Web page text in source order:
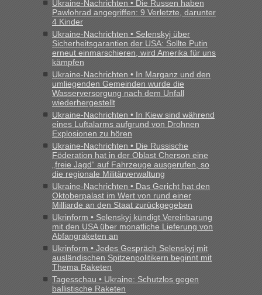
und du nicht damit handeln willst. So lange das nicht
Originalverpackt ist und ersichlich das nicht neu sollte es
keine Probleme geben“
Recht, Visa und Dokumente • Deklaration
gebrauchter Kleidung beim Zoll
„Hallo Leute, ich weiß nicht, ob ich hier richtig bin mit meiner
Anfrage. Ich möchte 4 Umzugskartons mit gebrauchter
Straßen Kleidung bei der Einreise in die Ukraine
mitnehmen. Es ist gebrauchte Kleidung...“
Berichte und Reisetipps • Re: An welchem
Grenzübergang zwischen Polen und der Ukraine geht es am
schnellsten?
„Wir sind mit unserem Wohnmobil, wie geplant am Montag
15.6. in Krakovets rüber. Sehr zeitig los gegen 5 Uhr in der
Früh. Mit sehr sehr wenig Verkehr, super bis zur Grenze. Nur
8 PKW vor der Schranke....“
Berichte und Reisetipps • Re: An welchem
Grenzübergang zwischen Polen und der Ukraine geht es am
schnellsten?
„Gestern 6 Stunden warten vor der Grenze Richtung Polen
in Krakowez mit dem Kleinbus. Abfertigung ging dann
schnell da auch Passagiere mit EU-Pass dabei waren“
Ukraine-Nachrichten • Die Russen haben
Pawlohrad angegriffen: 9 Verletzte, darunter
4 Kinder
Ukraine-Nachrichten • Selenskyj über
Sicherheitsgarantien der USA: Sollte Putin
erneut einmarschieren, wird Amerika für uns
kämpfen
Ukraine-Nachrichten • In Marganz und den
umliegenden Gemeinden wurde die
Wasserversorgung nach dem Unfall
wiederhergestellt
Ukraine-Nachrichten • In Kiew sind während
eines Luftalarms aufgrund von Drohnen
Explosionen zu hören
Ukraine-Nachrichten • Die Russische
Föderation hat in der Oblast Cherson eine
„freie Jagd“ auf Fahrzeuge ausgerufen, so
die regionale Militärverwaltung
Ukraine-Nachrichten • Das Gericht hat den
Oktoberpalast im Wert von rund einer
Milliarde an den Staat zurückgegeben
Ukrinform • Selenskyj kündigt Vereinbarung
mit den USA über monatliche Lieferung von
Abfangraketen an
Ukrinform • Jedes Gespräch Selenskyj mit
ausländischen Spitzenpolitikern beginnt mit
Thema Raketen
Tagesschau • Ukraine: Schutzlos gegen
ballistische Raketen